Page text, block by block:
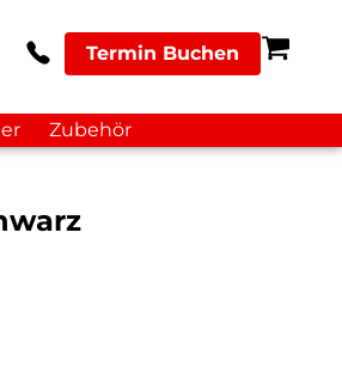
Termin Buchen
Zubehör